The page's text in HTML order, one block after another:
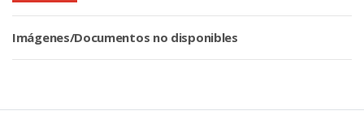
Imágenes/Documentos no disponibles